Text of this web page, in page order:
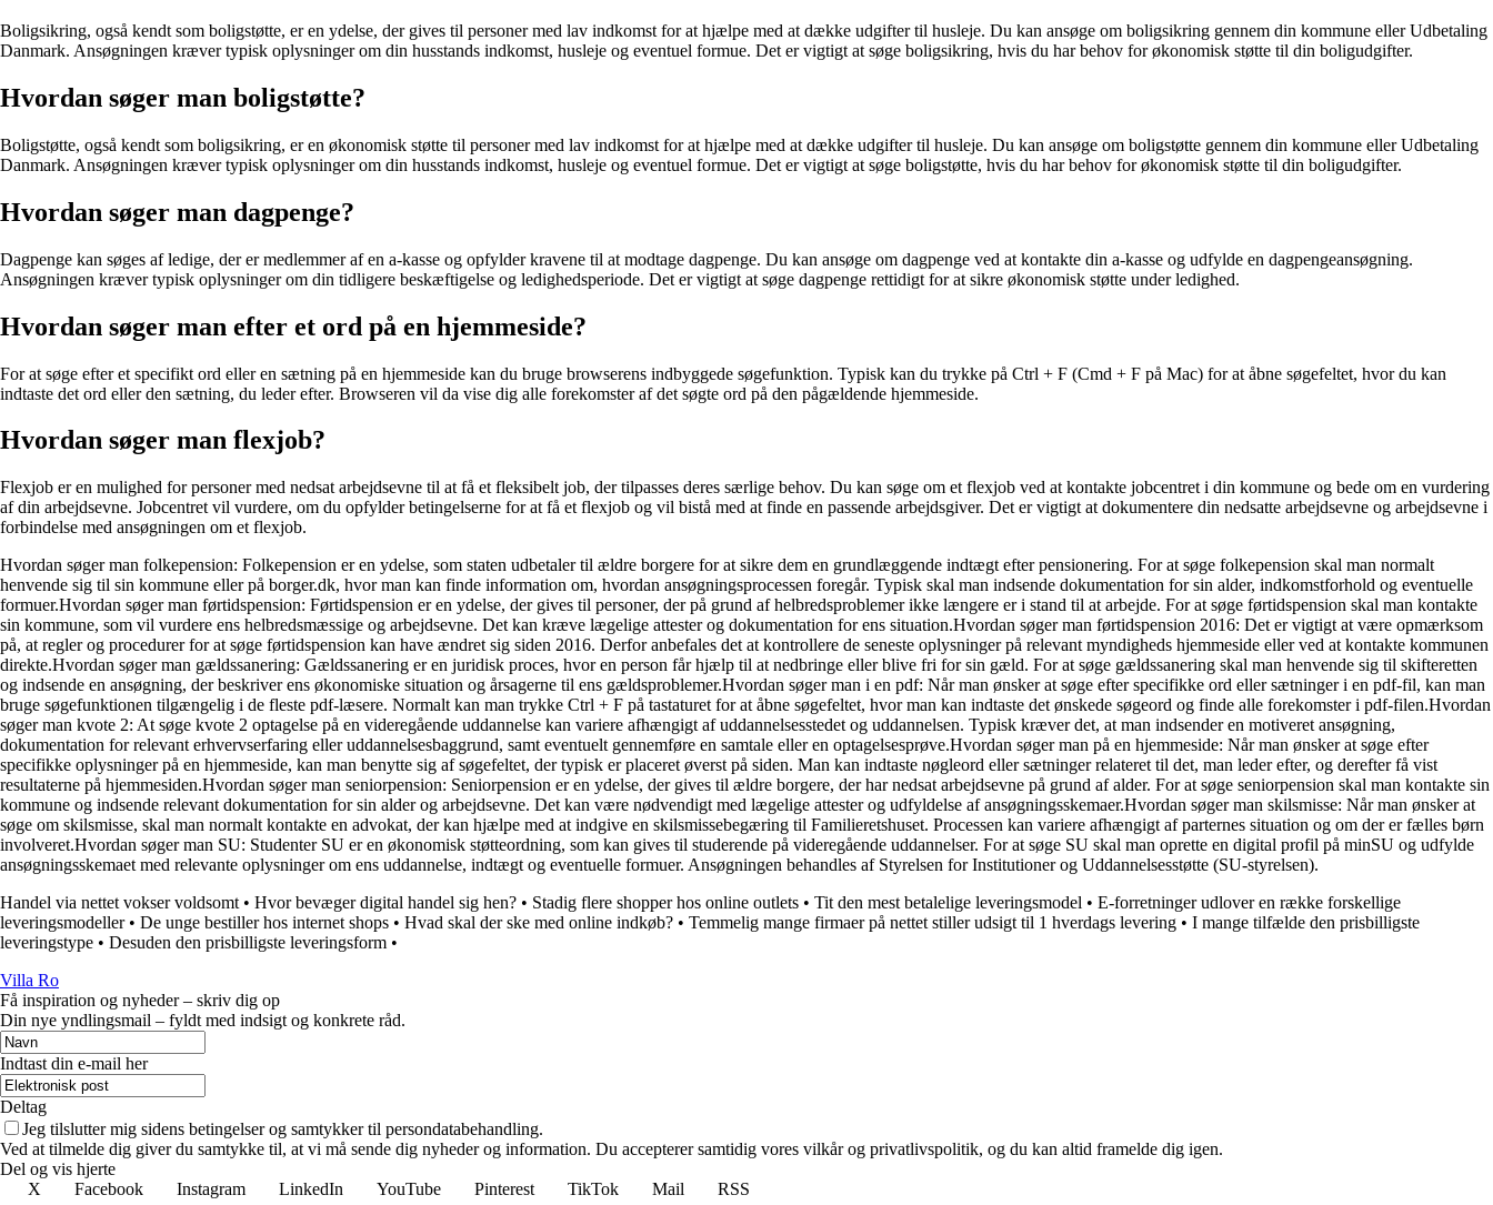
Boligsikring, også kendt som boligstøtte, er en ydelse, der gives til personer med lav indkomst for at hjælpe med at dække udgifter til husleje. Du kan ansøge om boligsikring gennem din kommune eller Udbetaling
Danmark. Ansøgningen kræver typisk oplysninger om din husstands indkomst, husleje og eventuel formue. Det er vigtigt at søge boligsikring, hvis du har behov for økonomisk støtte til din boligudgifter.
Hvordan søger man boligstøtte?
Boligstøtte, også kendt som boligsikring, er en økonomisk støtte til personer med lav indkomst for at hjælpe med at dække udgifter til husleje. Du kan ansøge om boligstøtte gennem din kommune eller Udbetaling
Danmark. Ansøgningen kræver typisk oplysninger om din husstands indkomst, husleje og eventuel formue. Det er vigtigt at søge boligstøtte, hvis du har behov for økonomisk støtte til din boligudgifter.
Hvordan søger man dagpenge?
Dagpenge kan søges af ledige, der er medlemmer af en a-kasse og opfylder kravene til at modtage dagpenge. Du kan ansøge om dagpenge ved at kontakte din a-kasse og udfylde en dagpengeansøgning.
Ansøgningen kræver typisk oplysninger om din tidligere beskæftigelse og ledighedsperiode. Det er vigtigt at søge dagpenge rettidigt for at sikre økonomisk støtte under ledighed.
Hvordan søger man efter et ord på en hjemmeside?
For at søge efter et specifikt ord eller en sætning på en hjemmeside kan du bruge browserens indbyggede søgefunktion. Typisk kan du trykke på Ctrl + F (Cmd + F på Mac) for at åbne søgefeltet, hvor du kan
indtaste det ord eller den sætning, du leder efter. Browseren vil da vise dig alle forekomster af det søgte ord på den pågældende hjemmeside.
Hvordan søger man flexjob?
Flexjob er en mulighed for personer med nedsat arbejdsevne til at få et fleksibelt job, der tilpasses deres særlige behov. Du kan søge om et flexjob ved at kontakte jobcentret i din kommune og bede om en vurdering
af din arbejdsevne. Jobcentret vil vurdere, om du opfylder betingelserne for at få et flexjob og vil bistå med at finde en passende arbejdsgiver. Det er vigtigt at dokumentere din nedsatte arbejdsevne og arbejdsevne i
forbindelse med ansøgningen om et flexjob.
Hvordan søger man folkepension: Folkepension er en ydelse, som staten udbetaler til ældre borgere for at sikre dem en grundlæggende indtægt efter pensionering. For at søge folkepension skal man normalt
henvende sig til sin kommune eller på borger.dk, hvor man kan finde information om, hvordan ansøgningsprocessen foregår. Typisk skal man indsende dokumentation for sin alder, indkomstforhold og eventuelle
formuer.Hvordan søger man førtidspension: Førtidspension er en ydelse, der gives til personer, der på grund af helbredsproblemer ikke længere er i stand til at arbejde. For at søge førtidspension skal man kontakte
sin kommune, som vil vurdere ens helbredsmæssige og arbejdsevne. Det kan kræve lægelige attester og dokumentation for ens situation.Hvordan søger man førtidspension 2016: Det er vigtigt at være opmærksom
på, at regler og procedurer for at søge førtidspension kan have ændret sig siden 2016. Derfor anbefales det at kontrollere de seneste oplysninger på relevant myndigheds hjemmeside eller ved at kontakte kommunen
direkte.Hvordan søger man gældssanering: Gældssanering er en juridisk proces, hvor en person får hjælp til at nedbringe eller blive fri for sin gæld. For at søge gældssanering skal man henvende sig til skifteretten
og indsende en ansøgning, der beskriver ens økonomiske situation og årsagerne til ens gældsproblemer.Hvordan søger man i en pdf: Når man ønsker at søge efter specifikke ord eller sætninger i en pdf-fil, kan man
bruge søgefunktionen tilgængelig i de fleste pdf-læsere. Normalt kan man trykke Ctrl + F på tastaturet for at åbne søgefeltet, hvor man kan indtaste det ønskede søgeord og finde alle forekomster i pdf-filen.Hvordan
søger man kvote 2: At søge kvote 2 optagelse på en videregående uddannelse kan variere afhængigt af uddannelsesstedet og uddannelsen. Typisk kræver det, at man indsender en motiveret ansøgning,
dokumentation for relevant erhvervserfaring eller uddannelsesbaggrund, samt eventuelt gennemføre en samtale eller en optagelsesprøve.Hvordan søger man på en hjemmeside: Når man ønsker at søge efter
specifikke oplysninger på en hjemmeside, kan man benytte sig af søgefeltet, der typisk er placeret øverst på siden. Man kan indtaste nøgleord eller sætninger relateret til det, man leder efter, og derefter få vist
resultaterne på hjemmesiden.Hvordan søger man seniorpension: Seniorpension er en ydelse, der gives til ældre borgere, der har nedsat arbejdsevne på grund af alder. For at søge seniorpension skal man kontakte sin
kommune og indsende relevant dokumentation for sin alder og arbejdsevne. Det kan være nødvendigt med lægelige attester og udfyldelse af ansøgningsskemaer.Hvordan søger man skilsmisse: Når man ønsker at
søge om skilsmisse, skal man normalt kontakte en advokat, der kan hjælpe med at indgive en skilsmissebegæring til Familieretshuset. Processen kan variere afhængigt af parternes situation og om der er fælles børn
involveret.Hvordan søger man SU: Studenter SU er en økonomisk støtteordning, som kan gives til studerende på videregående uddannelser. For at søge SU skal man oprette en digital profil på minSU og udfylde
ansøgningsskemaet med relevante oplysninger om ens uddannelse, indtægt og eventuelle formuer. Ansøgningen behandles af Styrelsen for Institutioner og Uddannelsesstøtte (SU-styrelsen).
Handel via nettet vokser voldsomt • Hvor bevæger digital handel sig hen? • Stadig flere shopper hos online outlets • Tit den mest betalelige leveringsmodel • E-forretninger udlover en række forskellige
leveringsmodeller• De unge bestiller hos internet shops • Hvad skal der ske med online indkøb? • Temmelig mange firmaer på nettet stiller udsigt til 1 hverdags levering • I mange tilfælde den prisbilligste
leveringstype • Desuden den prisbilligste leveringsform •
Villa Ro
Få inspiration og nyheder – skriv dig op
Din nye yndlingsmail – fyldt med indsigt og konkrete råd.
Indtast din e-mail her
Deltag
Jeg tilslutter mig sidens betingelser og samtykker til persondatabehandling.
Ved at tilmelde dig giver du samtykke til, at vi må sende dig nyheder og information. Du accepterer samtidig vores vilkår og privatlivspolitik, og du kan altid framelde dig igen.
Del og vis hjerte
X
Facebook Instagram LinkedIn YouTube Pinterest TikTok Mail
RSS